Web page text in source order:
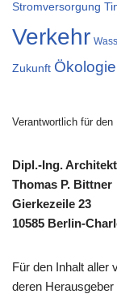
Stromversorgung
Verkehr
Zukunft Ökologie
Verantwortlich für
Dipl.-Ing. Architekt
Thomas P. Bittner
Gierkezeile 23
10585 Berlin-
Für den Inhalt aller
deren